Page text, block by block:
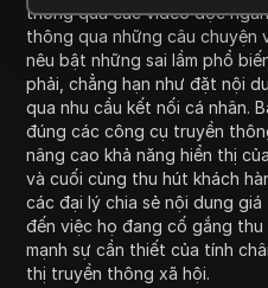
thông qua các video dọc
thông qua những câu chuyện
nêu bật những sai lầm phổ
phải, chẳng hạn như đặt nội
qua nhu cầu kết nối cá nhân.
đúng các công cụ truyền
nâng cao khả năng hiển thị
và cuối cùng thu hút khách
các đại lý chia sẻ nội dung
đến việc họ đang cố gắng thu
mạnh sự cần thiết của tính
thị truyền thông xã hội.